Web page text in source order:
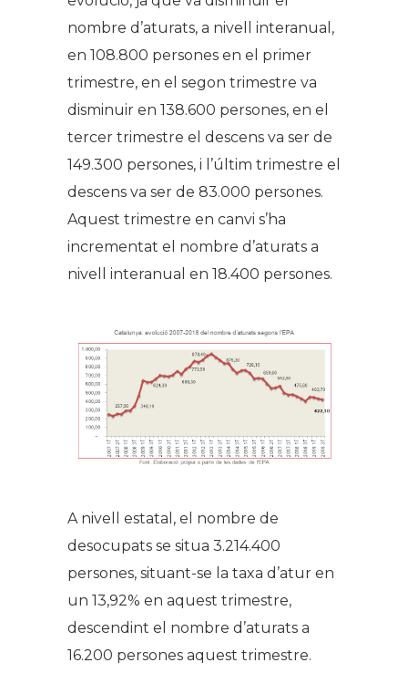
nombre d’aturats, a nivell interanual,
en 108.800 persones en el primer
trimestre, en el segon trimestre va
disminuir en 138.600 persones, en el
tercer trimestre el descens va ser de
149.300 persones, i l’últim trimestre el
descens va ser de 83.000 persones.
Aquest trimestre en canvi s’ha
incrementat el nombre d’aturats a
nivell interanual en 18.400 persones.
A nivell estatal, el nombre de
desocupats se situa 3.214.400
persones, situant-se la taxa d’atur en
un 13,92% en aquest trimestre,
descendint el nombre d’aturats a
16.200 persones aquest trimestre.